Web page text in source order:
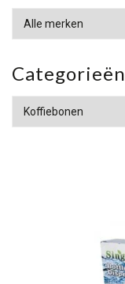
Categorieën